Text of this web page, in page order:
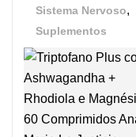
Sistema Nervoso,
Suplementos